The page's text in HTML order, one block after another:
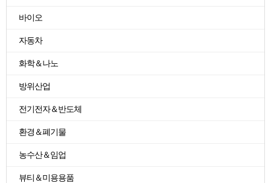
바이오
자동차
화학＆나노
방위산업
전기전자＆반도체
환경＆폐기물
농수산＆임업
뷰티＆미용용품